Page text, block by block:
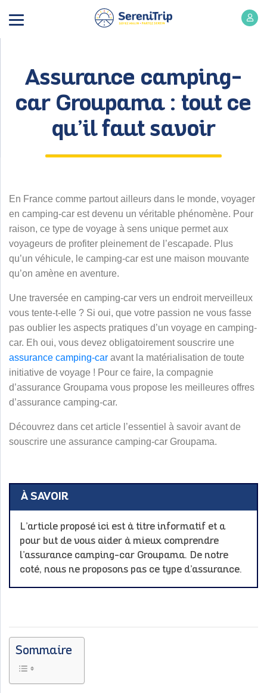
Assurance camping-
car Groupama : tout ce
qu’il faut savoir
En France comme partout ailleurs dans le monde, voyager
en camping-car est devenu un véritable phénomène. Pour
raison, ce type de voyage à sens unique permet aux
voyageurs de profiter pleinement de l’escapade. Plus
qu’un véhicule, le camping-car est une maison mouvante
qu’on amène en aventure.
Une traversée en camping-car vers un endroit merveilleux
vous tente-t-elle ? Si oui, que votre passion ne vous fasse
pas oublier les aspects pratiques d’un voyage en camping-
car. Eh oui, vous devez obligatoirement souscrire une
assurance camping-car avant la matérialisation de toute
initiative de voyage ! Pour ce faire, la compagnie
d’assurance Groupama vous propose les meilleures offres
d’assurance camping-car.
Découvrez dans cet article l’essentiel à savoir avant de
souscrire une assurance camping-car Groupama.
À SAVOIR
L’article proposé ici est à titre informatif et a
pour but de vous aider à mieux comprendre
l’assurance camping-car Groupama. De notre
coté, nous ne proposons pas ce type d’assurance.
Sommaire